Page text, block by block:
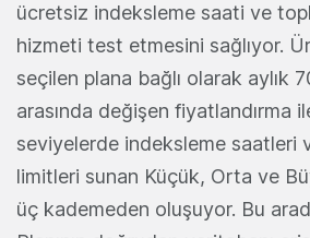
ücretsiz indeksleme saati ve
hizmeti test etmesini sağlıyor.
seçilen plana bağlı olarak aylık
arasında değişen fiyatlandırma
seviyelerde indeksleme saatleri
limitleri sunan Küçük, Orta ve
üç kademeden oluşuyor. Bu